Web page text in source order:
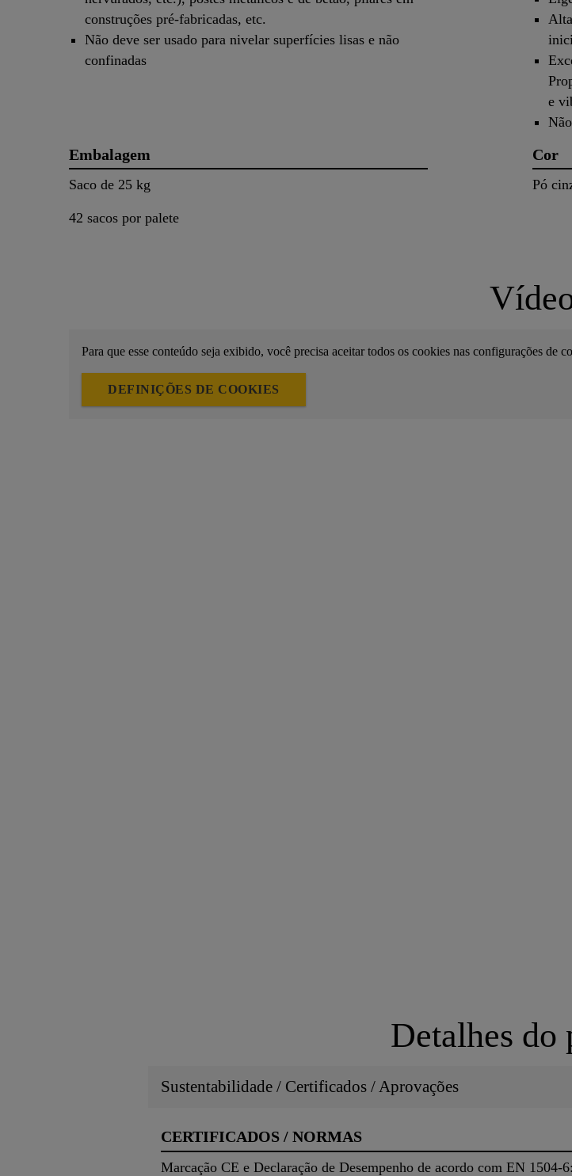
construções pré-fabricadas, etc.
Não deve ser usado para nivelar superfícies lisas e não
confinadas
e
Embalagem
Saco de 25 kg
42 sacos por palete
Cor
Pó
Para que esse conteúdo seja exibido, você precisa aceitar todos os cookies nas configurações
DEFINIÇÕES DE COOKIES
Detalhes do
Sustentabilidade / Certificados / Aprovações
CERTIFICADOS / NORMAS
Marcação CE e Declaração de Desempenho de acordo com EN 1504-